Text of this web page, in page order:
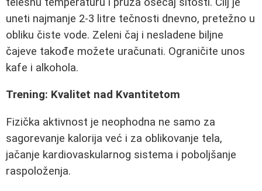
uneti najmanje 2-3 litre tečnosti dnevno, pretežno u
obliku čiste vode. Zeleni čaj i nesladene biljne
čajeve takođe možete uračunati. Ograničite unos
kafe i alkohola.
Trening: Kvalitet nad Kvantitetom
Fizička aktivnost je neophodna ne samo za
sagorevanje kalorija već i za oblikovanje tela,
jačanje kardiovaskularnog sistema i poboljšanje
raspoloženja.